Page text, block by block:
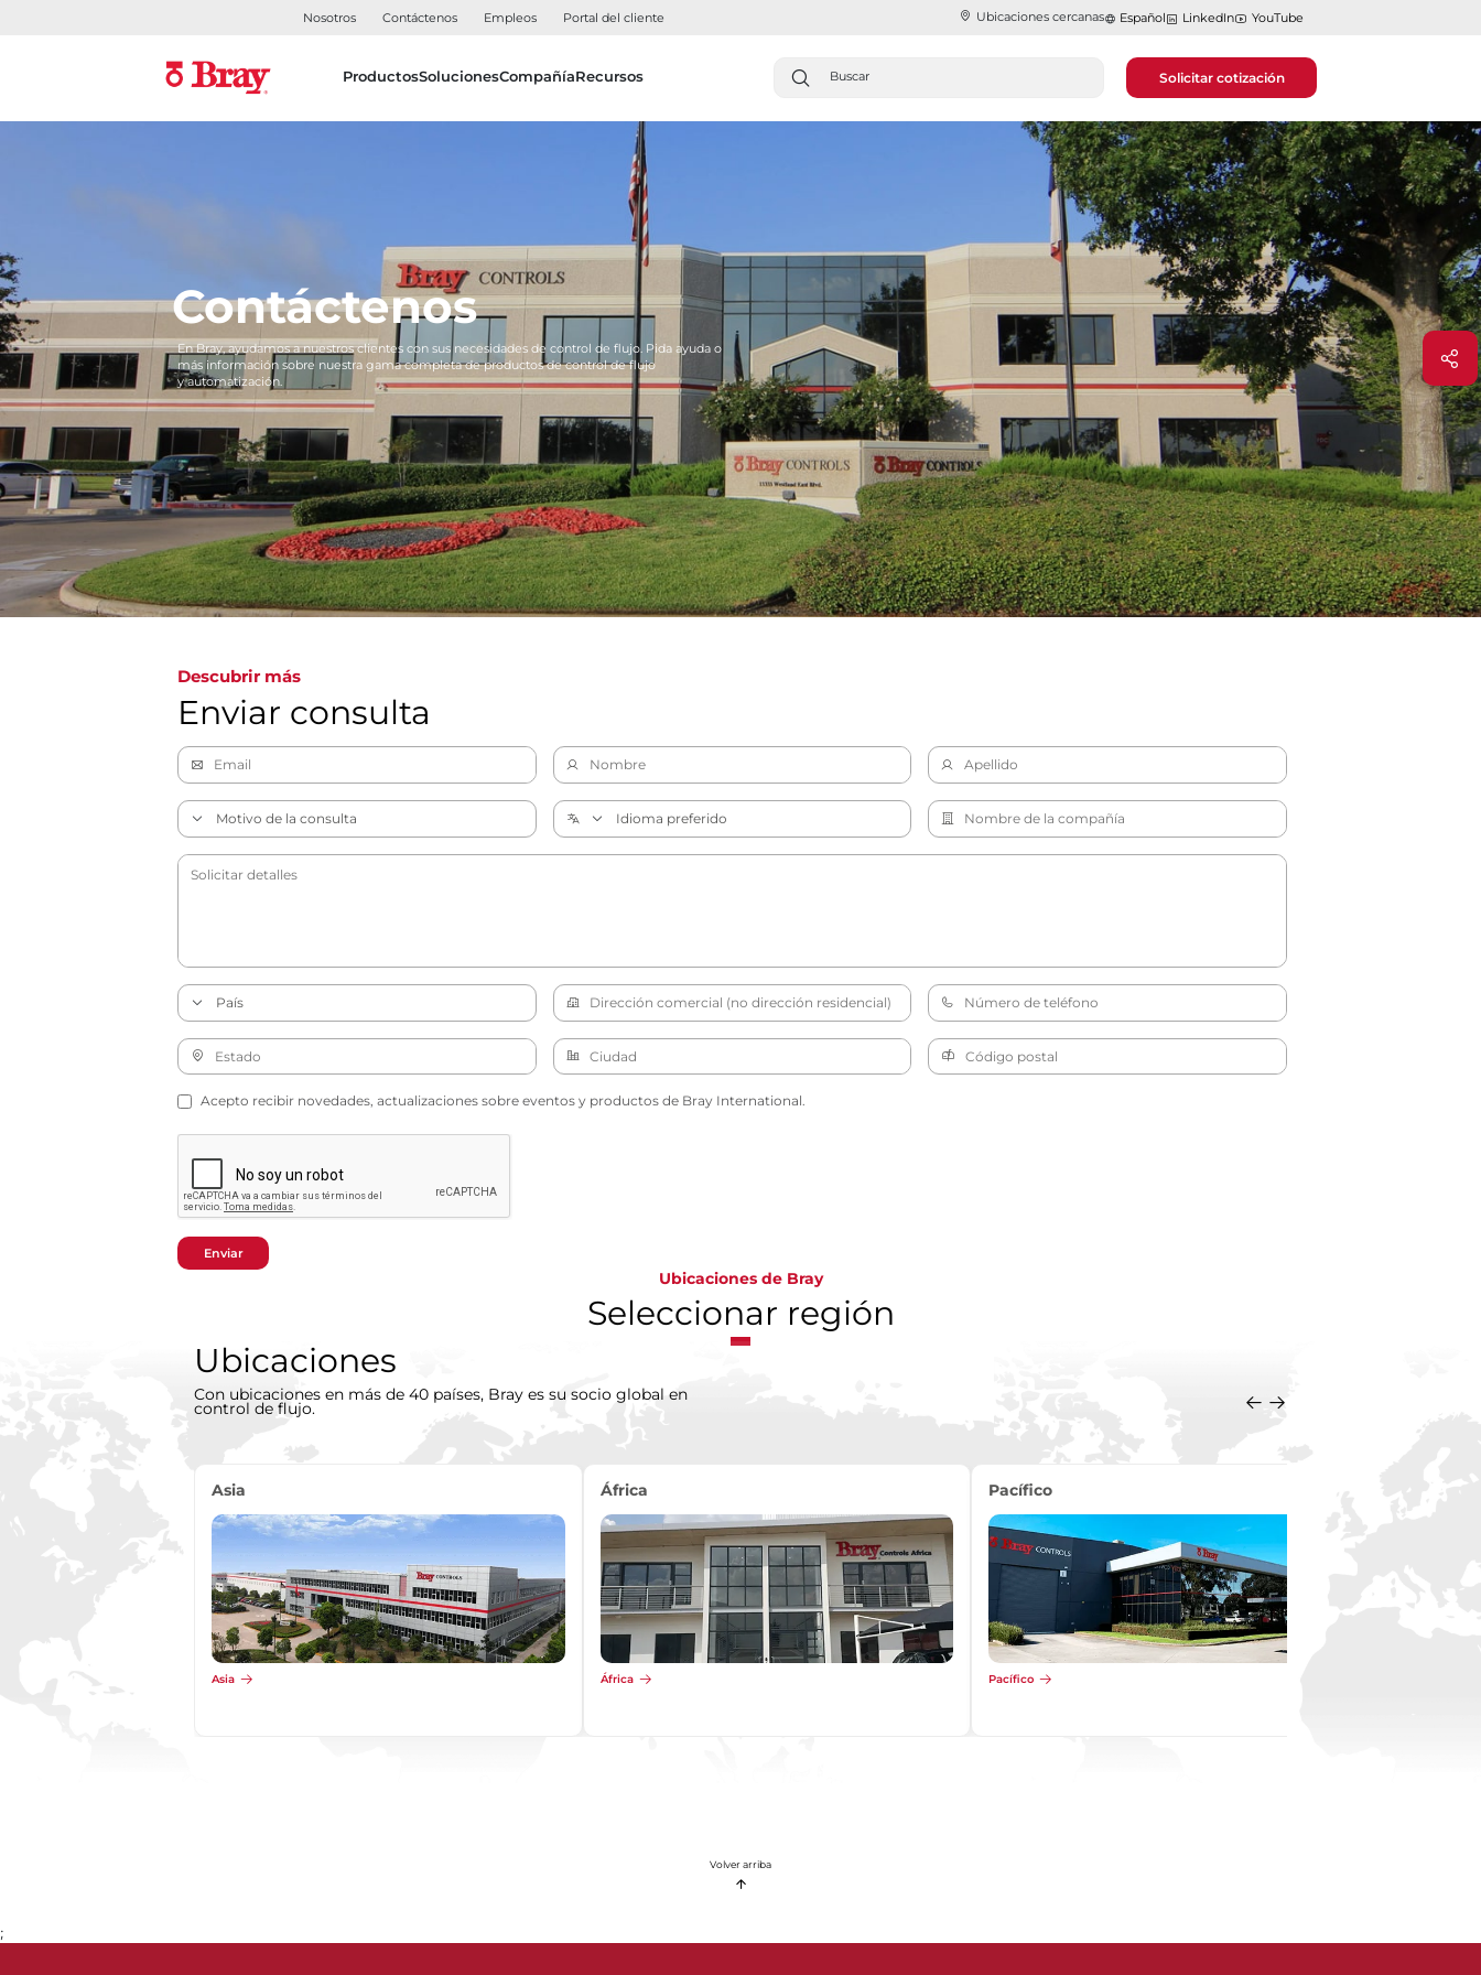
Nosotros Contáctenos Empleos Portal del cliente Ubicaciones cercanas Español LinkedIn YouTube
ProductosSolucionesCompañíaRecursos Solicitar cotización
Contáctenos
En Bray, ayudamos a nuestros clientes con sus necesidades de control de flujo. Pida ayuda o
más información sobre nuestra gama completa de productos de control de flujo
y automatización.
Descubrir más
Enviar consulta
Acepto recibir novedades, actualizaciones sobre eventos y productos de Bray International.
Enviar
Ubicaciones de Bray
Seleccionar región
Ubicaciones
Con ubicaciones en más de 40 países, Bray es su socio global en
control de flujo.
Asia
Asia
África
África
Pacífico
Pacífico
Volver arriba
;